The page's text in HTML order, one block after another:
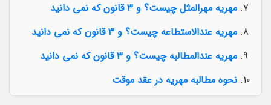
مهریه مهرالمثل چیست؟ و 3 قانون که نمی دانید
مهریه عندالاستطاعه چیست؟ و 3 قانون که نمی دانید
مهریه عندالمطالبه چیست؟ و 3 قانون که نمی دانید
نحوه مطالبه مهریه در عقد موقت